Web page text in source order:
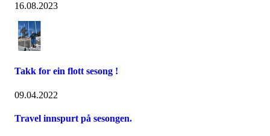
16.08.2023
Takk for ein flott sesong !
09.04.2022
Travel innspurt på sesongen.